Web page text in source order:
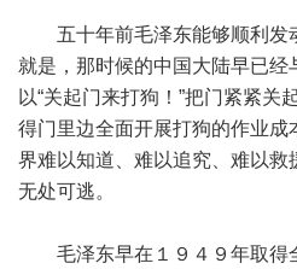
五十年前毛泽东能够顺利发
就是，那时候的中国大陆早已
以“关起门来打狗！”把门紧紧关
得门里边全面开展打狗的作业
界难以知道、难以追究、难以救
无处可逃。
毛泽东早在１９４９年取得